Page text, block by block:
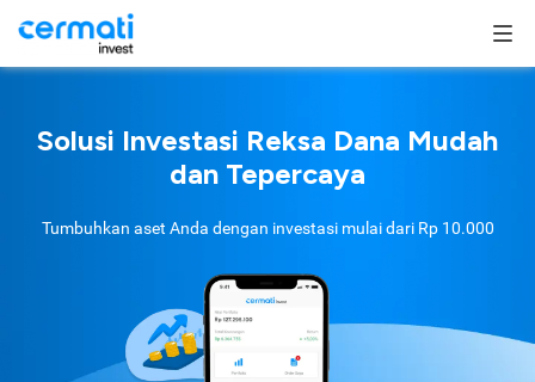
Solusi Investasi Reksa Dana Mudah
dan Tepercaya
Tumbuhkan aset Anda dengan investasi mulai dari Rp 10.000